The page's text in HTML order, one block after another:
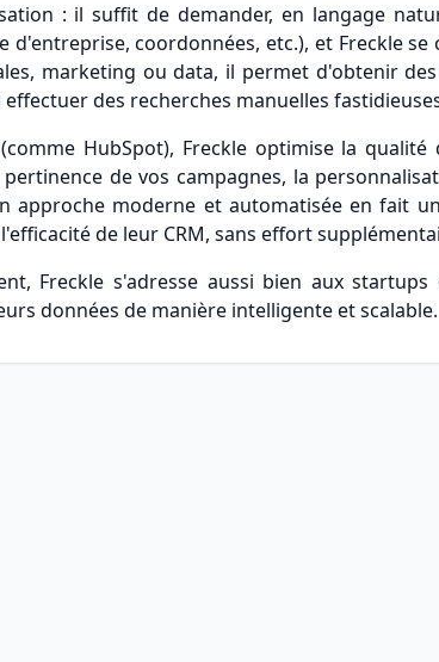
: il suffit de demander, en langage
coordonnées, etc.), et Freckle se
marketing ou data, il permet d'obtenir
des recherches manuelles
HubSpot), Freckle optimise la qualité
de vos campagnes, la
approche moderne et automatisée en fait
de leur CRM, sans effort
Freckle s'adresse aussi bien aux startups
données de manière intelligente et scalable.